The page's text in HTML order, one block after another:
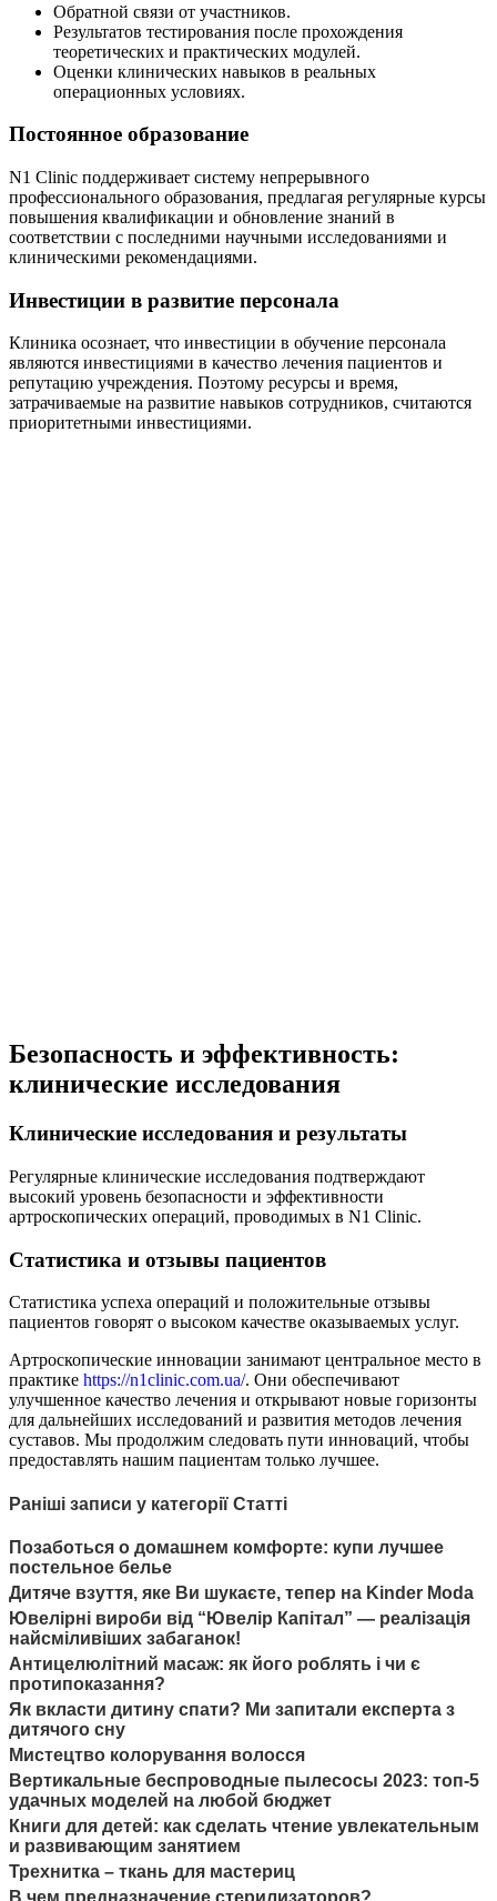
Обратной связи от участников.
Результатов тестирования после прохождения
теоретических и практических модулей.
Оценки клинических навыков в реальных
операционных условиях.
Постоянное образование
N1 Clinic поддерживает систему непрерывного
профессионального образования, предлагая регулярные курсы
повышения квалификации и обновление знаний в
соответствии с последними научными исследованиями и
клиническими рекомендациями.
Инвестиции в развитие персонала
Клиника осознает, что инвестиции в обучение персонала
являются инвестициями в качество лечения пациентов и
репутацию учреждения. Поэтому ресурсы и время,
затрачиваемые на развитие навыков сотрудников, считаются
приоритетными инвестициями.
Безопасность и эффективность:
клинические исследования
Клинические исследования и результаты
Регулярные клинические исследования подтверждают
высокий уровень безопасности и эффективности
артроскопических операций, проводимых в N1 Clinic.
Статистика и отзывы пациентов
Статистика успеха операций и положительные отзывы
пациентов говорят о высоком качестве оказываемых услуг.
Артроскопические инновации занимают центральное место в
практике https://n1clinic.com.ua/. Они обеспечивают
улучшенное качество лечения и открывают новые горизонты
для дальнейших исследований и развития методов лечения
суставов. Мы продолжим следовать пути инноваций, чтобы
предоставлять нашим пациентам только лучшее.
Раніші записи у категорії Статті
Позаботься о домашнем комфорте: купи лучшее
постельное белье
Дитяче взуття, яке Ви шукаєте, тепер на Kinder Moda
Ювелірні вироби від “Ювелір Капітал” — реалізація
найсміливіших забаганок!
Антицелюлітний масаж: як його роблять і чи є
протипоказання?
Як вкласти дитину спати? Ми запитали експерта з
дитячого сну
Мистецтво колорування волосся
Вертикальные беспроводные пылесосы 2023: топ-5
удачных моделей на любой бюджет
Книги для детей: как сделать чтение увлекательным
и развивающим занятием
Трехнитка – ткань для мастериц
В чем предназначение стерилизаторов?